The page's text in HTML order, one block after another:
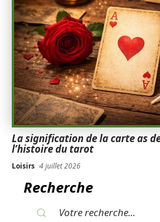
La signification de la carte as
l’histoire du tarot
Loisirs 4 juillet 2026
Recherche